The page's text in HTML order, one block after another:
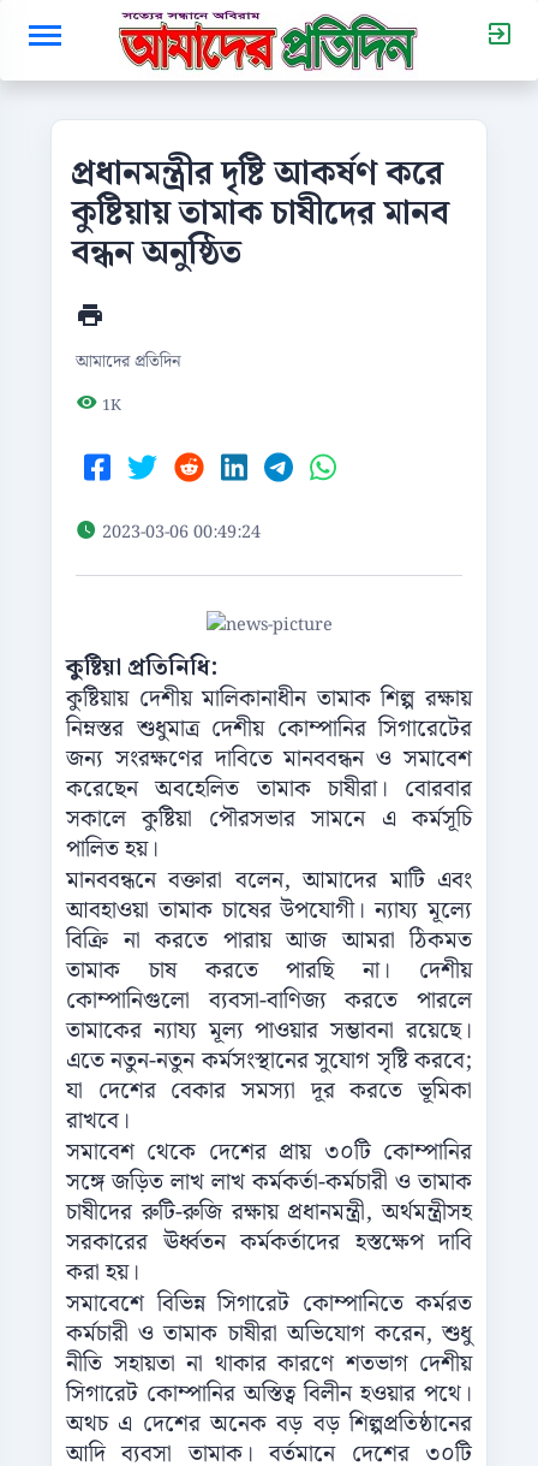
প্রধানমন্ত্রীর দৃষ্টি আকর্ষণ করে
কুষ্টিয়ায় তামাক চাষীদের মানব
বন্ধন অনুষ্ঠিত
আমাদের প্রতিদিন
1K
2023-03-06 00:49:24
কুষ্টিয়া প্রতিনিধি:
কুষ্টিয়ায় দেশীয় মালিকানাধীন তামাক শিল্প রক্ষায়
নিম্নস্তর শুধুমাত্র দেশীয় কোম্পানির সিগারেটের
জন্য সংরক্ষণের দাবিতে মানববন্ধন ও সমাবেশ
করেছেন অবহেলিত তামাক চাষীরা। বোরবার
সকালে কুষ্টিয়া পৌরসভার সামনে এ কর্মসূচি
পালিত হয়।
মানববন্ধনে বক্তারা বলেন, আমাদের মাটি এবং
আবহাওয়া তামাক চাষের উপযোগী। ন্যায্য মূল্যে
বিক্রি না করতে পারায় আজ আমরা ঠিকমত
তামাক চাষ করতে পারছি না। দেশীয়
কোম্পানিগুলো ব্যবসা-বাণিজ্য করতে পারলে
তামাকের ন্যায্য মূল্য পাওয়ার সম্ভাবনা রয়েছে।
এতে নতুন-নতুন কর্মসংস্থানের সুযোগ সৃষ্টি করবে;
যা দেশের বেকার সমস্যা দূর করতে ভূমিকা
রাখবে।
সমাবেশ থেকে দেশের প্রায় ৩০টি কোম্পানির
সঙ্গে জড়িত লাখ লাখ কর্মকর্তা-কর্মচারী ও তামাক
চাষীদের রুটি-রুজি রক্ষায় প্রধানমন্ত্রী, অর্থমন্ত্রীসহ
সরকারের ঊর্ধ্বতন কর্মকর্তাদের হস্তক্ষেপ দাবি
করা হয়।
সমাবেশে বিভিন্ন সিগারেট কোম্পানিতে কর্মরত
কর্মচারী ও তামাক চাষীরা অভিযোগ করেন, শুধু
নীতি সহায়তা না থাকার কারণে শতভাগ দেশীয়
সিগারেট কোম্পানির অস্তিত্ব বিলীন হওয়ার পথে।
অথচ এ দেশের অনেক বড় বড় শিল্পপ্রতিষ্ঠানের
আদি ব্যবসা তামাক। বর্তমানে দেশের ৩০টি